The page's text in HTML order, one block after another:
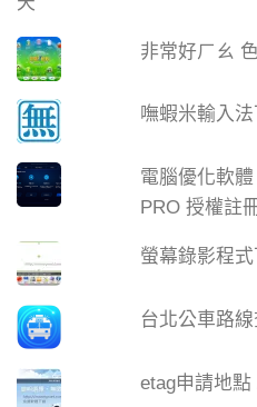
非常好ㄏㄠ
嘸蝦米輸入
電腦優化軟
PRO 授權註
螢幕錄影程
台北公車路
etag申請地